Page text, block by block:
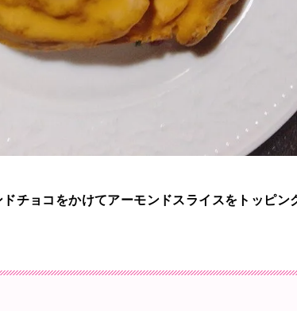
チョコをかけてアーモンドスライスをトッピン